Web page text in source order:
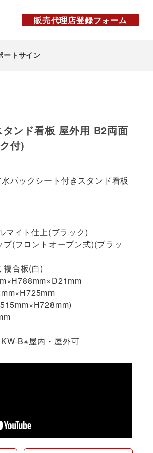
販売代理店登録フォーム
ートサイン
ンド看板 屋外用 B2両面
付)
パックシート付きスタンド看板
マイト仕上(ブラック)
(フロントオープン式)(ブラッ
複合板(白)
B※屋内・屋外可